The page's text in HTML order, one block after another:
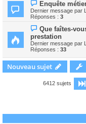
Enquête
Dernier message par
Réponses : 3
Que faîtes-
prestation
Dernier message par
Réponses : 33
Nouveau sujet
6412 sujets